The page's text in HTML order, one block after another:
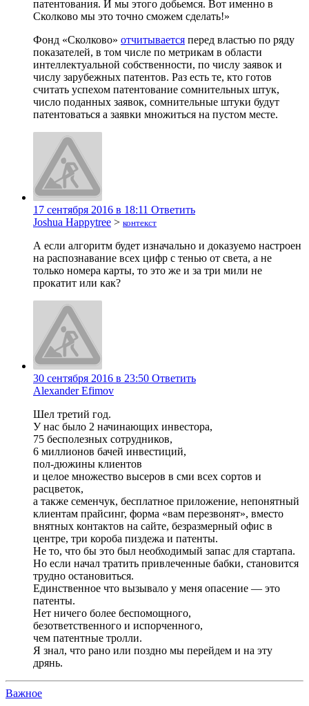
патентования. И мы этого добьемся. Вот именно в
Сколково мы это точно сможем сделать!»
Фонд «Сколково» отчитывается перед властью по ряду
показателей, в том числе по метрикам в области
интеллектуальной собственности, по числу заявок и
числу зарубежных патентов. Раз есть те, кто готов
считать успехом патентование сомнительных штук,
число поданных заявок, сомнительные штуки будут
патентоваться а заявки множиться на пустом месте.
17 сентября 2016 в 18:11 Ответить
Joshua Happytree > контекст
А если алгоритм будет изначально и доказуемо настроен
на распознавание всех цифр с тенью от света, а не
только номера карты, то это же и за три мили не
прокатит или как?
30 сентября 2016 в 23:50 Ответить
Alexander Efimov
Шел третий год.
У нас было 2 начинающих инвестора,
75 бесполезных сотрудников,
6 миллионов бачей инвестиций,
пол-дюжины клиентов
и целое множество высеров в сми всех сортов и
расцветок,
а также семенчук, бесплатное приложение, непонятный
клиентам прайсинг, форма «вам перезвонят», вместо
внятных контактов на сайте, безразмерный офис в
центре, три короба пиздежа и патенты.
Не то, что бы это был необходимый запас для стартапа.
Но если начал тратить привлеченные бабки, становится
трудно остановиться.
Единственное что вызывало у меня опасение — это
патенты.
Нет ничего более беспомощного,
безответственного и испорченного,
чем патентные тролли.
Я знал, что рано или поздно мы перейдем и на эту
дрянь.
Важное